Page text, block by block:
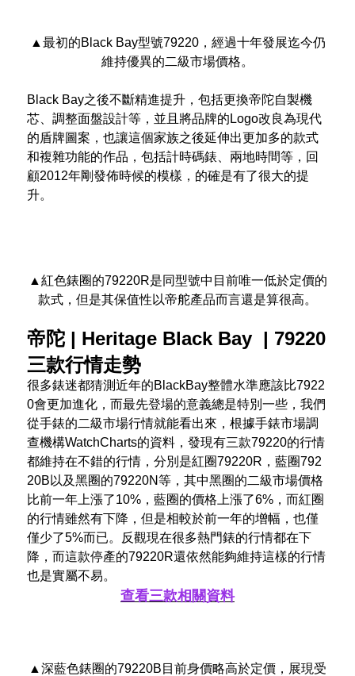
▲最初的Black Bay型號79220，經過十年發展迄今仍
維持優異的二級市場價格。
Black Bay之後不斷精進提升，包括更換帝陀自製機
芯、調整面盤設計等，並且將品牌的Logo改良為現代
的盾牌圖案，也讓這個家族之後延伸出更加多的款式
和複雜功能的作品，包括計時碼錶、兩地時間等，回
顧2012年剛發佈時候的模樣，的確是有了很大的提
升。
▲紅色錶圈的79220R是同型號中目前唯一低於定價的
款式，但是其保值性以帝舵產品而言還是算很高。
帝陀 | Heritage Black Bay | 79220
三款行情走勢
很多錶迷都猜測近年的BlackBay整體水準應該比7922
0會更加進化，而最先登場的意義總是特別一些，我們
從手錶的二級市場行情就能看出來，根據手錶市場調
查機構WatchCharts的資料，發現有三款79220的行情
都維持在不錯的行情，分別是紅圈79220R，藍圈792
20B以及黑圈的79220N等，其中黑圈的二級市場價格
比前一年上漲了10%，藍圈的價格上漲了6%，而紅圈
的行情雖然有下降，但是相較於前一年的增幅，也僅
僅少了5%而已。反觀現在很多熱門錶的行情都在下
降，而這款停產的79220R還依然能夠維持這樣的行情
也是實屬不易。
查看三款相關資料
▲深藍色錶圈的79220B目前身價略高於定價，展現受